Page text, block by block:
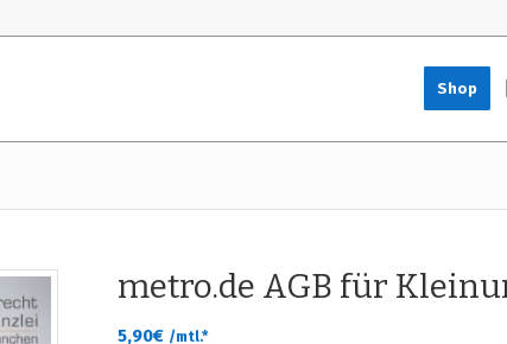
Shop
metro.de AGB für
5,90€ /mtl.*